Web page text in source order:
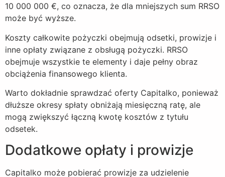
10 000 000 €, co oznacza, że dla mniejszych sum RRSO
może być wyższe.
Koszty całkowite pożyczki obejmują odsetki, prowizje i
inne opłaty związane z obsługą pożyczki. RRSO
obejmuje wszystkie te elementy i daje pełny obraz
obciążenia finansowego klienta.
Warto dokładnie sprawdzać oferty Capitalko, ponieważ
dłuższe okresy spłaty obniżają miesięczną ratę, ale
mogą zwiększyć łączną kwotę kosztów z tytułu
odsetek.
Dodatkowe opłaty i prowizje
Capitalko może pobierać prowizje za udzielenie